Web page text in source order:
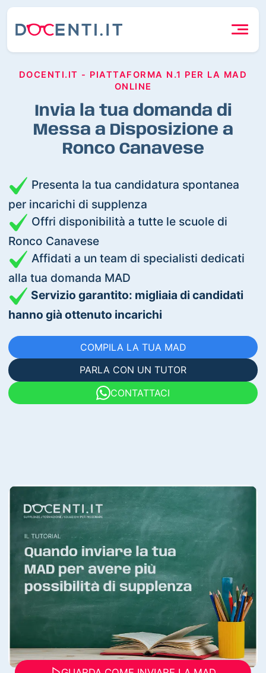
DOCENTI.IT - PIATTAFORMA N.1 PER LA MAD
ONLINE
Invia la tua domanda di
Messa a Disposizione a
Ronco Canavese
Presenta la tua candidatura spontanea
per incarichi di supplenza
Offri disponibilità a tutte le scuole di
Ronco Canavese
Affidati a un team di specialisti dedicati
alla tua domanda MAD
Servizio garantito: migliaia di candidati
hanno già ottenuto incarichi
COMPILA LA TUA MAD
PARLA CON UN TUTOR
CONTATTACI